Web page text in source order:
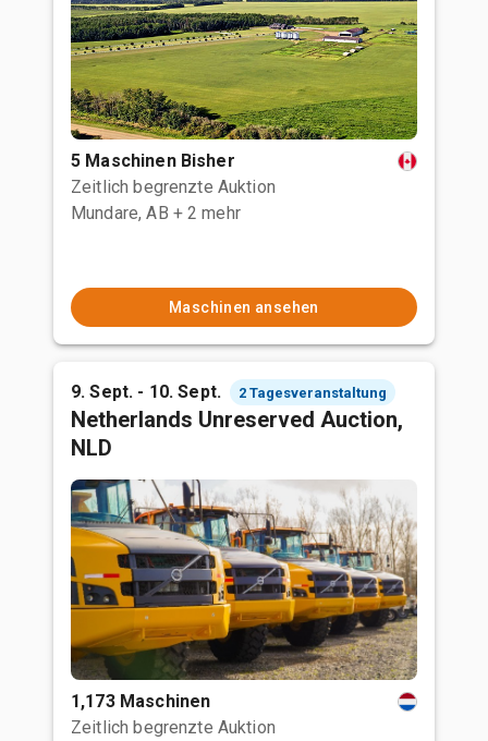
5 Maschinen Bisher
Zeitlich begrenzte Auktion
Mundare, AB + 2 mehr
Maschinen ansehen
9. Sept. - 10. Sept. 2 Tagesveranstaltung
Netherlands Unreserved Auction,
NLD
1,173 Maschinen
Zeitlich begrenzte Auktion